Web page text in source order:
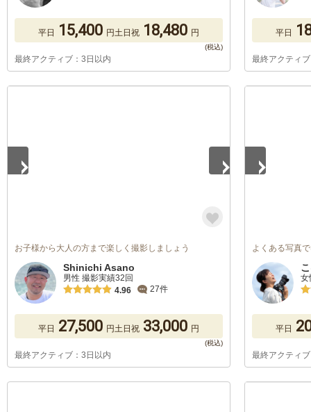
平日 15,400 円土日祝 18,480 円
最終アクティブ：3日以内
平日
最終アクティ
お子様から大人の方まで楽しく撮影しましょう
Shinichi Asano
男性 撮影実績32回
4.96
27件
平日 27,500 円土日祝 33,000 円
最終アクティブ：3日以内
よくある写真
女
平日
最終アクティ